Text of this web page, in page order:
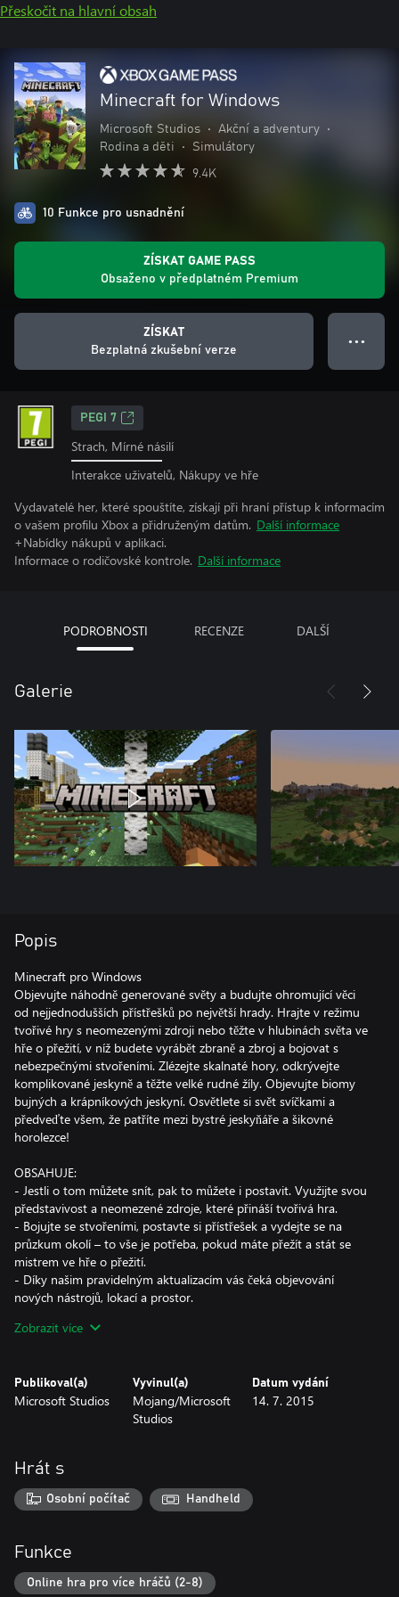
Přeskočit na hlavní obsah
Minecraft for Windows
Microsoft Studios • Akční a adventury
•
Rodina a děti
• Simulátory
9.4K
10 Funkce pro usnadnění
ZÍSKAT GAME PASS
Obsaženo v předplatném Premium
ZÍSKAT
Bezplatná zkušební verze
● ● ●
PEGI 7
Strach, Mírné násilí
Interakce uživatelů, Nákupy ve hře
Vydavatelé her, které spouštíte, získají při hraní přístup k informacím
o vašem profilu Xbox a přidruženým datům. Další informace
+Nabídky nákupů v aplikaci.
Informace o rodičovské kontrole. Další informace
PODROBNOSTI RECENZE DALŠÍ
Galerie
Popis
Minecraft pro Windows
Objevujte náhodně generované světy a budujte ohromující věci
od nejjednodušších přístřešků po největší hrady. Hrajte v režimu
tvořivé hry s neomezenými zdroji nebo těžte v hlubinách světa ve
hře o přežití, v níž budete vyrábět zbraně a zbroj a bojovat s
nebezpečnými stvořeními. Zlézejte skalnaté hory, odkrývejte
komplikované jeskyně a těžte velké rudné žíly. Objevujte biomy
bujných a krápníkových jeskyní. Osvětlete si svět svíčkami a
předveďte všem, že patříte mezi bystré jeskyňáře a šikovné
horolezce!
OBSAHUJE:
- Jestli o tom můžete snít, pak to můžete i postavit. Využijte svou
představivost a neomezené zdroje, které přináší tvořivá hra.
- Bojujte se stvořeními, postavte si přístřešek a vydejte se na
průzkum okolí – to vše je potřeba, pokud máte přežít a stát se
mistrem ve hře o přežití.
- Díky našim pravidelným aktualizacím vás čeká objevování
nových nástrojů, lokací a prostor.
Windows, konzolích PlayStation, Nintendo a Xbox a mobilních
všechny funkce.
- Příkazy za lomítkem: Optimalizujte způsob hraní – můžete
vyřazovat předměty, vyvolávat stvoření, měnit denní dobu a další.
vytvořené komunitou! Více se dozvíte na stránce
minecraft.net/marketplace.
- Připojte se k bezplatným serverům pro hru pro velké množství
hráčů a hrajte s tisíci dalších lidí! Objevujte gigantické světy
navazujte kontakty v lobby hemžícími se novými přáteli.
grafický zážitek z Minecraftu! Zažijte světy vytvořené tvůrci s
Zobrazit více
Publikoval(a)
Microsoft Studios
Vyvinul(a)
Mojang/Microsoft
Studios
Datum vydání
14. 7. 2015
Hrát s
Osobní počítač Handheld
Funkce
Online hra pro více hráčů (2-8)